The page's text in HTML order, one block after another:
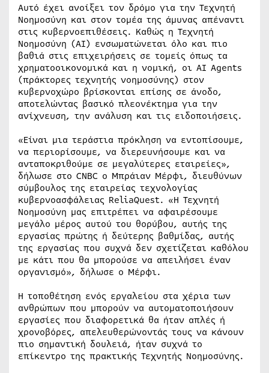
Αυτό έχει ανοίξει τον δρόμο για την Τεχνητή
Νοημοσύνη και στον τομέα της άμυνας απέναντι
στις κυβερνοεπιθέσεις. Καθώς η Τεχνητή
Νοημοσύνη (AI) ενσωματώνεται όλο και πιο
βαθιά στις επιχειρήσεις σε τομείς όπως τα
χρηματοοικονομικά και η νομική, οι AI Agents
(πράκτορες τεχνητής νοημοσύνης) στον
κυβερνοχώρο βρίσκονται επίσης σε άνοδο,
αποτελώντας βασικό πλεονέκτημα για την
ανίχνευση, την ανάλυση και τις ειδοποιήσεις.
«Είναι μια τεράστια πρόκληση να εντοπίσουμε,
να περιορίσουμε, να διερευνήσουμε και να
ανταποκριθούμε σε μεγαλύτερες εταιρείες»,
δήλωσε στο CNBC ο Μπράιαν Μέρφι, διευθύνων
σύμβουλος της εταιρείας τεχνολογίας
κυβερνοασφάλειας ReliaQuest. «Η Τεχνητή
Νοημοσύνη μας επιτρέπει να αφαιρέσουμε
μεγάλο μέρος αυτού του θορύβου, αυτής της
εργασίας πρώτης ή δεύτερης βαθμίδας, αυτής
της εργασίας που συχνά δεν σχετίζεται καθόλου
με κάτι που θα μπορούσε να απειλήσει έναν
οργανισμό», δήλωσε ο Μέρφι.
Η τοποθέτηση ενός εργαλείου στα χέρια των
ανθρώπων που μπορούν να αυτοματοποιήσουν
εργασίες που διαφορετικά θα ήταν απλές ή
χρονοβόρες, απελευθερώνοντάς τους να κάνουν
πιο σημαντική δουλειά, ήταν συχνά το
επίκεντρο της πρακτικής Τεχνητής Νοημοσύνης.